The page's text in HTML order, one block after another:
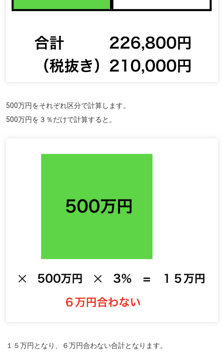
500万円をそれぞれ区分で計算します。
500万円を３％だけで計算すると。
１５万円となり、６万円合わない合計となります。